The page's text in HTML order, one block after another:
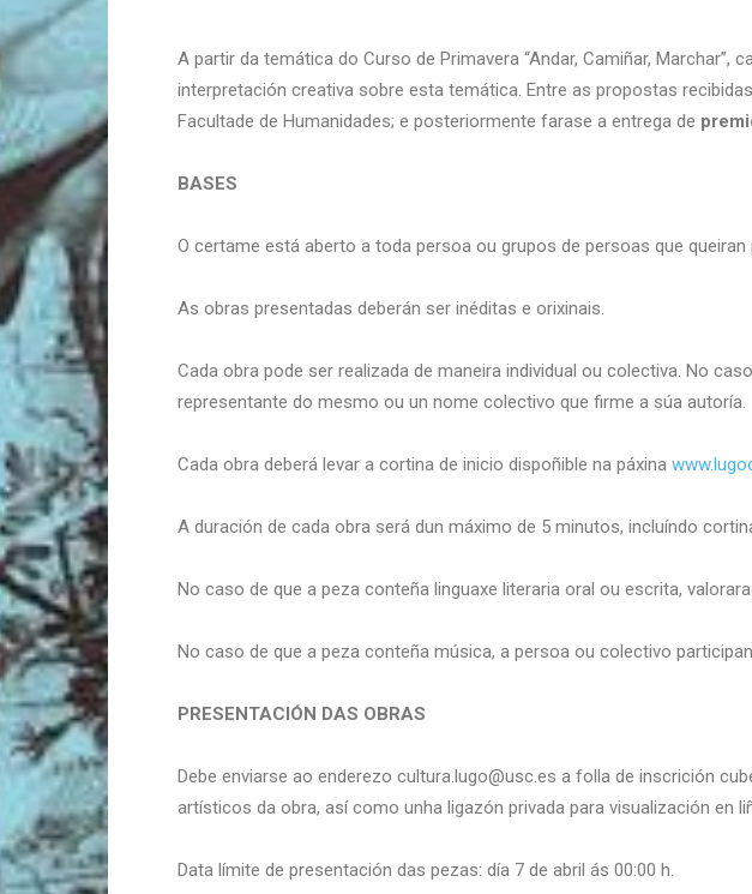
A partir da temática do Curso de Primavera “Andar, Camiñar,
interpretación creativa sobre esta temática. Entre as propostas
Facultade de Humanidades; e posteriormente farase a entrega de
BASES
O certame está aberto a toda persoa ou grupos de persoas que
As obras presentadas deberán ser inéditas e orixinais.
Cada obra pode ser realizada de maneira individual ou colectiva. No
representante do mesmo ou un nome colectivo que firme a súa autoría.
Cada obra deberá levar a cortina de inicio dispoñible na páxina
A duración de cada obra será dun máximo de 5 minutos, incluíndo
No caso de que a peza conteña linguaxe literaria oral ou escrita,
No caso de que a peza conteña música, a persoa ou colectivo
PRESENTACIÓN DAS OBRAS
Debe enviarse ao enderezo cultura.lugo@usc.es a folla de inscrición
artísticos da obra, así como unha ligazón privada para visualización en
Data límite de presentación das pezas: día 7 de abril ás 00:00 h.